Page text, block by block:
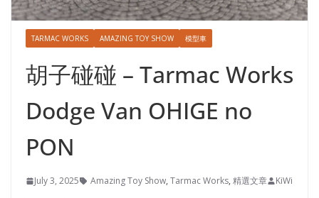
TARMAC WORKS AMAZING TOY SHOW 模型車
胡子碰碰 – Tarmac Works
Dodge Van OHIGE no
PON
July 3, 2025 Amazing Toy Show, Tarmac Works, 精選文章 KiWi